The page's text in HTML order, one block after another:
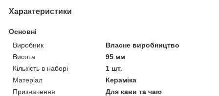
Характеристики
Основні
Виробник
Власне виробництво
Висота
95 мм
Кількість в наборі
1 шт.
Матеріал
Кераміка
Призначення
Для кави та чаю